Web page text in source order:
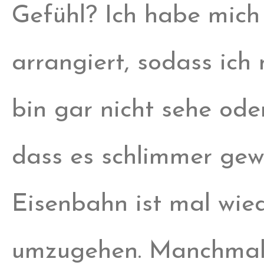
Gefühl? Ich habe
arrangiert, sodass ich
bin gar nicht sehe
dass es schlimmer
Eisenbahn ist mal
umzugehen.